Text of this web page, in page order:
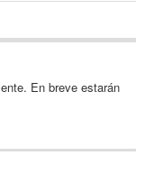
En breve estarán